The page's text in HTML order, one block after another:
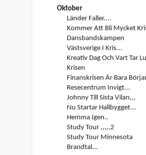
Oktober
Länder Faller....
Kommer Att Bli Mycket
Dansbandskampen
Västsverige I Kris...
Kreativ Dag Och Vart Tar
Krisen
Finanskrisen Är Bara
Resecentrum Invigt...
Johnny Till Sista Vilan,,,
Nu Startar Hallbygget...
Hemma Igen..
Study Tour ,,,,,2
Study Tour Minnesota
Brandtal...